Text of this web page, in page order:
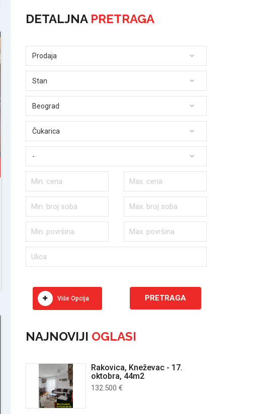
DETALJNAPRETRAGA
Prodaja
Stan
Beograd
Čukarica
-
Više Opcija
NAJNOVIJI OGLASI
Rakovica, Kneževac - 17.
oktobra, 44m2
132.500 €